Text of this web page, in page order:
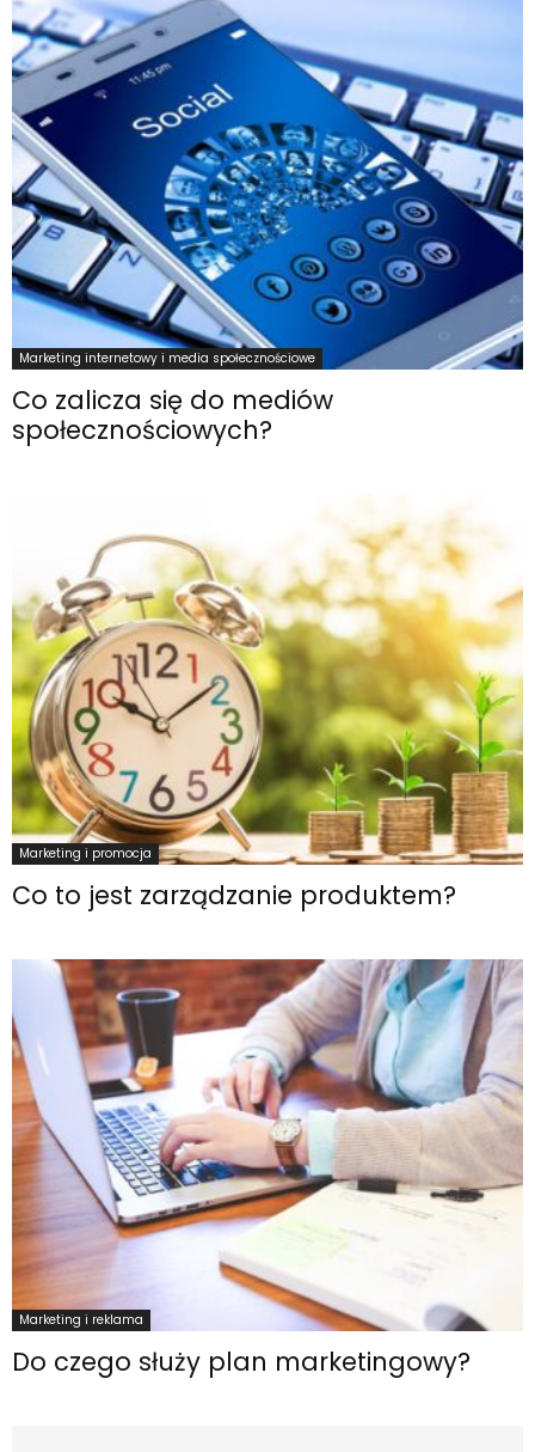
Marketing internetowy i media społecznościowe
Co zalicza się do mediów
społecznościowych?
Marketing i promocja
Co to jest zarządzanie produktem?
Marketing i reklama
Do czego służy plan marketingowy?